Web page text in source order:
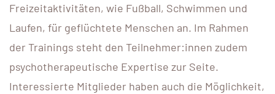
Freizeitaktivitäten, wie Fußball, Schwimmen und
Laufen, für geflüchtete Menschen an. Im Rahmen
der Trainings steht den Teilnehmer:innen zudem
psychotherapeutische Expertise zur Seite.
Interessierte Mitglieder haben auch die Möglichkeit,